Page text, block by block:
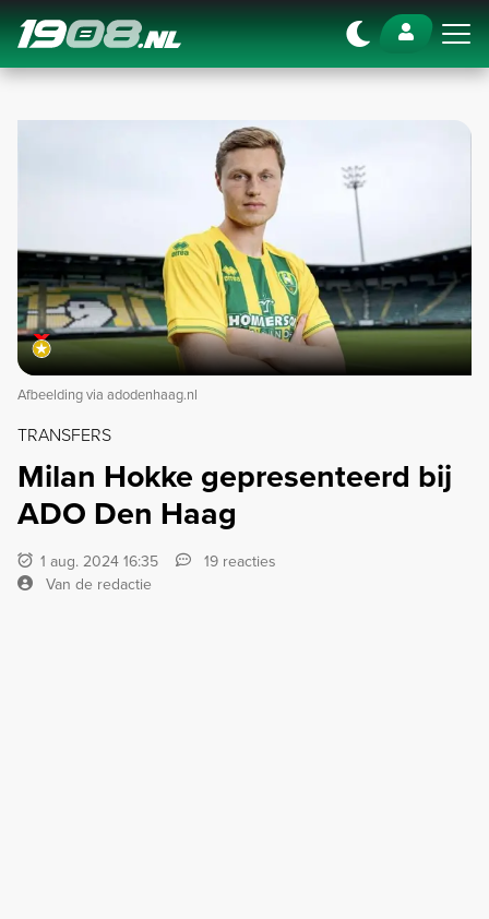
Navigation
Afbeelding via adodenhaag.nl
TRANSFERS
Milan Hokke gepresenteerd bij
ADO Den Haag
1 aug. 2024 16:35
19 reacties
Van de redactie